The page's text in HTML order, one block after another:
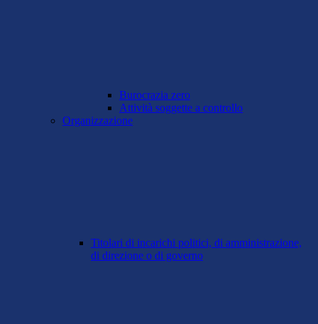
Burocrazia zero
Attività soggette a controllo
Organizzazione
Titolari di incarichi politici, di amministrazione,
di direzione o di governo